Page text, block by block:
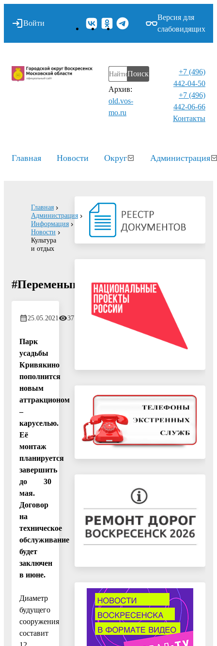
Войти
Версия для
слабовидящих
Поиск
Архив:
old.vos-
mo.ru
+7 (496)
442-04-50
+7 (496)
442-06-66
Контакты⁠
Главная Новости Округ Администрация
Главная
Администрация
Информация
Новости
Культура
и отдых
#ПеременывВоскресенске
25.05.2021 377
Парк
усадьбы
Кривякино
пополнится
новым
аттракционом
–
каруселью.
Её
монтаж
планируется
завершить
до 30
мая.
Договор
на
техническое
обслуживание
будет
заключен
в июне.
Диаметр
будущего
сооружения
составит